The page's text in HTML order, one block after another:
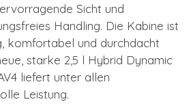
Sicht und
Handling. Die Kabine ist
komfortabel und durchdacht
starke 2,5 l Hybrid Dynamic
liefert unter allen
Leistung.